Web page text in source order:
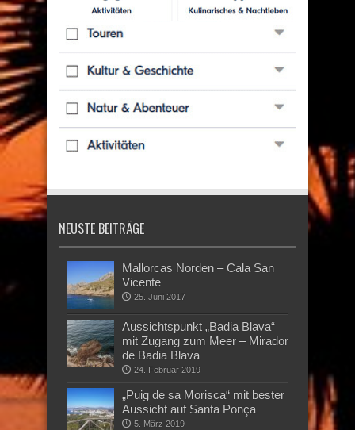
NEUSTE BEITRÄGE
Mallorcas Norden – Cala San
Vicente
25. Juni 2017
Aussichtspunkt „Badia Blava“
mit Zugang zum Meer – Mirador
de Badia Blava
24. Februar 2019
„Puig de sa Morisca“ mit bester
Aussicht auf Santa Ponça
5. März 2019